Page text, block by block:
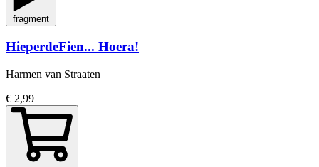
fragment
HieperdeFien... Hoera!
Harmen van Straaten
€ 2,99